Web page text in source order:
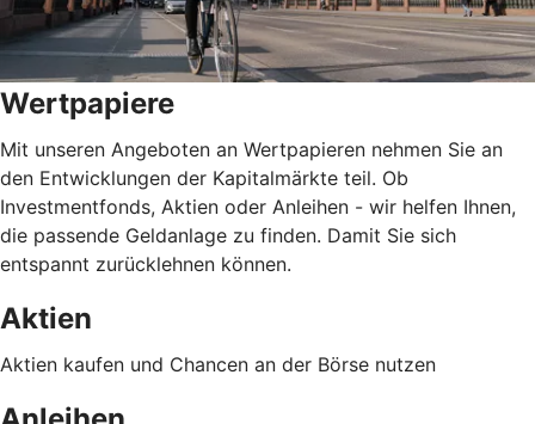
Wertpapiere
Mit unseren Angeboten an Wertpapieren nehmen Sie an
den Entwicklungen der Kapitalmärkte teil. Ob
Investmentfonds, Aktien oder Anleihen - wir helfen Ihnen,
die passende Geldanlage zu finden. Damit Sie sich
entspannt zurücklehnen können.
Aktien
Aktien kaufen und Chancen an der Börse nutzen